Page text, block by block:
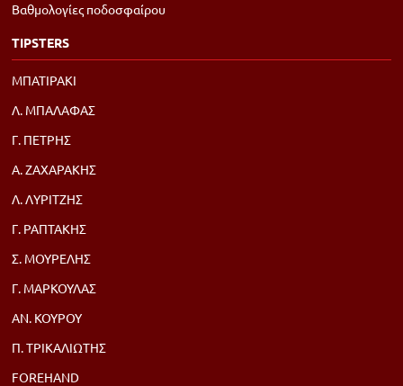
Βαθμολογίες ποδοσφαίρου
TIPSTERS
ΜΠΑΤΙΡΑΚΙ
Λ. ΜΠΑΛΑΦΑΣ
Γ. ΠΕΤΡΗΣ
Α. ΖΑΧΑΡΑΚΗΣ
Λ. ΛΥΡΙΤΖΗΣ
Γ. ΡΑΠΤΑΚΗΣ
Σ. ΜΟΥΡΕΛΗΣ
Γ. ΜΑΡΚΟΥΛΑΣ
ΑΝ. ΚΟΥΡΟΥ
Π. ΤΡΙΚΑΛΙΩΤΗΣ
FOREHAND